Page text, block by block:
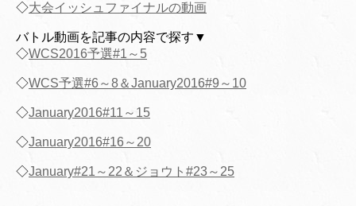
◇大会イッシュファイナルの動画
バトル動画を記事の内容で探す▼
◇WCS2016予選#1～5
◇WCS予選#6～8＆January2016#9～10
◇January2016#11～15
◇January2016#16～20
◇January#21～22＆ジョウト#23～25